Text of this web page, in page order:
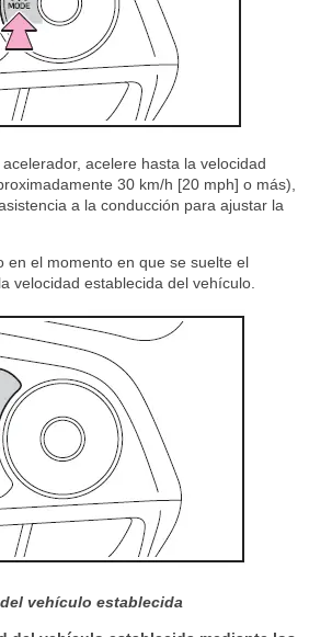
acelere hasta la velocidad
30 km/h [20 mph] o más),
a la conducción para ajustar la
en el momento en que se suelte el
velocidad establecida del vehículo.
vehículo establecida